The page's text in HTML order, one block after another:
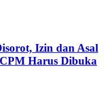
Izin dan Asal
Harus Dibuka